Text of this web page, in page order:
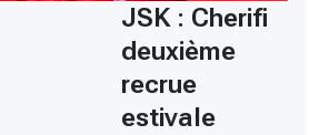
JSK : Cherifi
deuxième
recrue
estivale